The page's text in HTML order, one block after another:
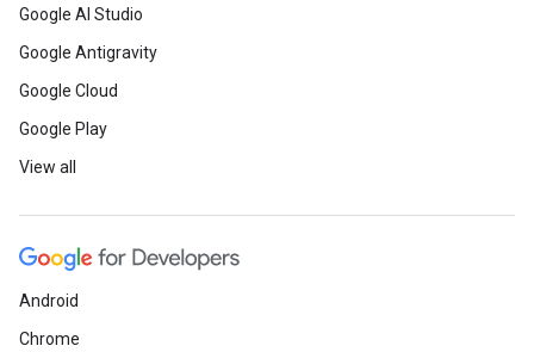
Google AI Studio
Google Antigravity
Google Cloud
Google Play
View all
Android
Chrome